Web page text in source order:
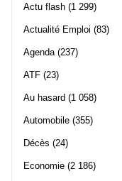
Actu flash (1 299)
Actualité Emploi (83)
Agenda (237)
ATF (23)
Au hasard (1 058)
Automobile (355)
Décès (24)
Economie (2 186)